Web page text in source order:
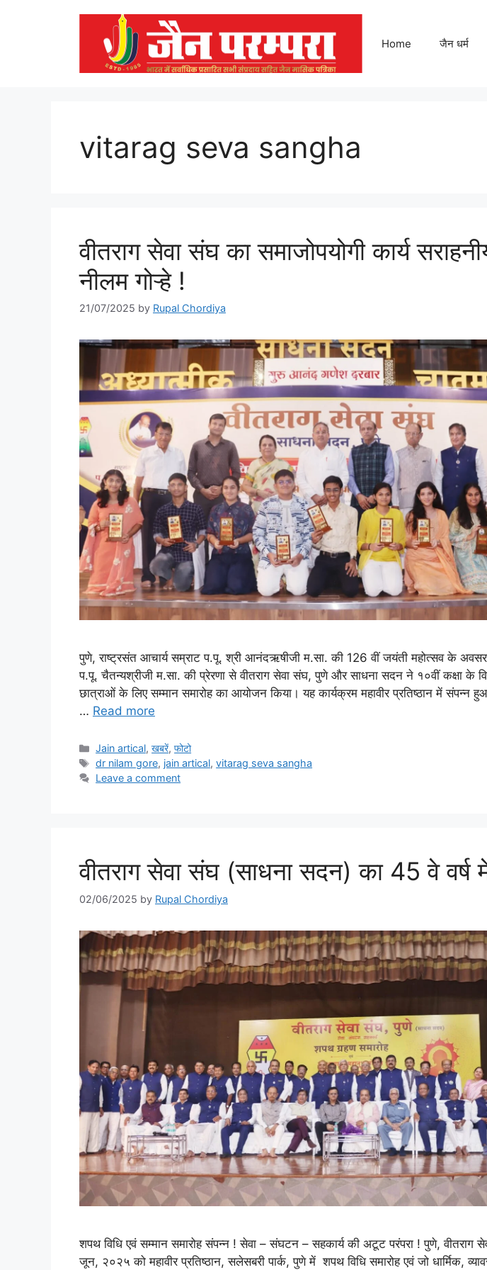
Home जैन धर्म
vitarag seva sangha
वीतराग सेवा संघ का समाजोपयोगी कार्य
नीलम गोऱ्हे !
21/07/2025 by Rupal Chordiya
पुणे, राष्ट्रसंत आचार्य सम्राट प.पू. श्री आनंदऋषीजी म.सा. की 126 वीं जयंती महोत्सव के अवसर
प.पू. चैतन्यश्रीजी म.सा. की प्रेरणा से वीतराग सेवा संघ, पुणे और साधना सदन ने १०वीं कक्षा के
छात्राओं के लिए सम्मान समारोह का आयोजन किया। यह कार्यक्रम महावीर प्रतिष्ठान में संपन्न
… Read more
Categories
Jain artical,खबरें,फोटो
Tags
dr nilam gore, jain artical,vitarag seva sangha
Leave a comment
वीतराग सेवा संघ (साधना सदन) का 45 वे वर्ष में
02/06/2025 by Rupal Chordiya
शपथ विधि एवं सम्मान समारोह संपन्न ! सेवा – संघटन – सहकार्य की अटूट परंपरा ! पुणे, वीतराग
जून, २०२५ को महावीर प्रतिष्ठान, सलेसबरी पार्क, पुणे में शपथ विधि समारोह एवं जो धार्मिक,